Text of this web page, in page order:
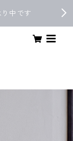
中です